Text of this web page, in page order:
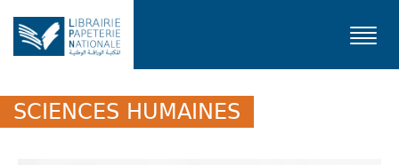
SCIENCES HUMAINES